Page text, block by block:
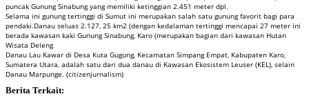
puncak Gunung Sinabung yang memiliki ketinggian 2.451 meter dpl.
Selama ini gunung tertinggi di Sumut ini merupakan salah satu gunung favorit bagi para
pendaki.Danau seluas 2.127, 25 km2 (dengan kedalaman tertinggi mencapai 27 meter ini
berada kawasan kaki Gunung Sinabung, Karo (merupakan bagian dari kawasan Hutan
Wisata Deleng
Danau Lau Kawar di Desa Kuta Gugung, Kecamatan Simpang Empat, Kabupaten Karo,
Sumatera Utara, adalah satu dari dua danau di Kawasan Ekosistem Leuser (KEL), selain
Danau Marpunge. (citizenjurnalism)
Berita Terkait: